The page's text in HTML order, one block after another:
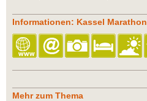
Informationen: Kassel Marathon
Mehr zum Thema